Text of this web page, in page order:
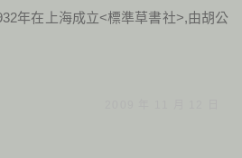
年在上海成立<標準草書社>,由胡公